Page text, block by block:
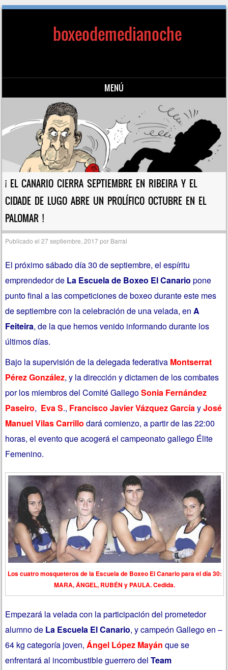
boxeodemedianoche
MENÚ
Saltar al contenido
¡ EL CANARIO CIERRA SEPTIEMBRE EN RIBEIRA Y EL
CIDADE DE LUGO ABRE UN PROLÍFICO OCTUBRE EN EL
PALOMAR !
Publicado el27 septiembre, 2017por Barral
El próximo sábado día 30 de septiembre, el espíritu
emprendedor de La Escuela de Boxeo El Canario pone
punto final a las competiciones de boxeo durante este mes
de septiembre con la celebración de una velada, enA
Feiteira, de la que hemos venido informando durante los
últimos días.
Bajo la supervisión de la delegada federativa Montserrat
Pérez González, y la dirección y dictamen de los combates
por los miembros del Comité GallegoSonia Fernández
Paseiro, Eva S., Francisco Javier Vázquez García yJosé
Manuel Vilas Carrillo dará comienzo, a partir de las 22:00
horas, el evento que acogerá el campeonato gallego Élite
Femenino.
Los cuatro mosqueteros de la Escuela de Boxeo El Canario para el día 30:
MARA, ÁNGEL, RUBÉN y PAULA. Cedida.
Empezará la velada con la participación del prometedor
alumno de La Escuela El Canario, y campeón Gallego en –
64 kg categoría joven,Ángel López Mayán que se
enfrentará al incombustible guerrero delTeam